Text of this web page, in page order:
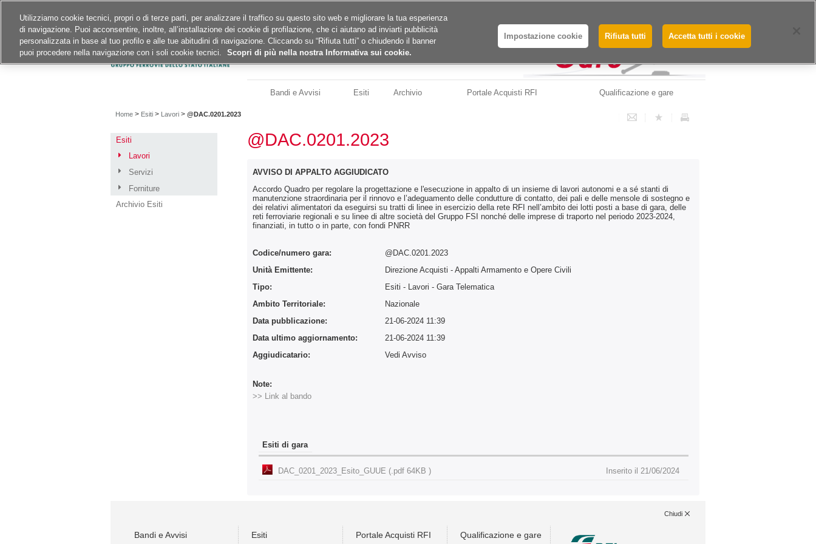
AA A
Bandi e Avvisi Esiti Archivio Portale Acquisti RFI Qualificazione e gare
Home > Esiti > Lavori > @DAC.0201.2023
Esiti
Lavori
Servizi
Forniture
Archivio Esiti
@DAC.0201.2023
AVVISO DI APPALTO AGGIUDICATO
Accordo Quadro per regolare la progettazione e l'esecuzione in appalto di un insieme di lavori autonomi e a sé stanti di
manutenzione straordinaria per il rinnovo e l’adeguamento delle condutture di contatto, dei pali e delle mensole di sostegno e
dei relativi alimentatori da eseguirsi su tratti di linee in esercizio della rete RFI nell’ambito dei lotti posti a base di gara, delle
reti ferroviarie regionali e su linee di altre società del Gruppo FSI nonché delle imprese di traporto nel periodo 2023-2024,
finanziati, in tutto o in parte, con fondi PNRR
Codice/numero gara:
@DAC.0201.2023
Unità Emittente:
Direzione Acquisti - Appalti Armamento e Opere Civili
Tipo:
Esiti - Lavori- Gara Telematica
Ambito Territoriale:
Nazionale
Data pubblicazione:
21-06-2024 11:39
Data ultimo aggiornamento:
21-06-2024 11:39
Aggiudicatario:
Vedi Avviso
Note:
>> Link al bando
Esiti di gara
DAC_0201_2023_Esito_GUUE (.pdf 64KB ) Inserito il 21/06/2024
Chiudi
Bandi e Avvisi Esiti Portale Acquisti RFI Qualificazione e gare
Utilizziamo cookie tecnici, propri o di terze parti, per analizzare il traffico su questo sito web e migliorare la tua esperienza
di navigazione. Puoi acconsentire, inoltre, all’installazione dei cookie di profilazione, che ci aiutano ad inviarti pubblicità
personalizzata in base al tuo profilo e alle tue abitudini di navigazione. Cliccando su “Rifiuta tutti” o chiudendo il banner
puoi procedere nella navigazione con i soli cookie tecnici.
Scopri di più nella nostra Informativa sui cookie.
Impostazione cookie Rifiuta tutti Accetta tutti i cookie